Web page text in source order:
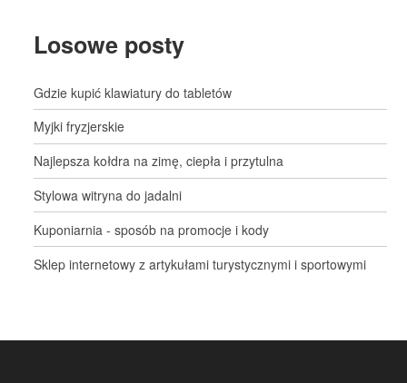
Losowe posty
Gdzie kupić klawiatury do tabletów
Myjki fryzjerskie
Najlepsza kołdra na zimę, ciepła i przytulna
Stylowa witryna do jadalni
Kuponiarnia - sposób na promocje i kody
Sklep internetowy z artykułami turystycznymi i sportowymi